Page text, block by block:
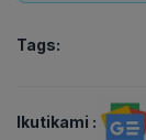
Tags:
Ikutikami :